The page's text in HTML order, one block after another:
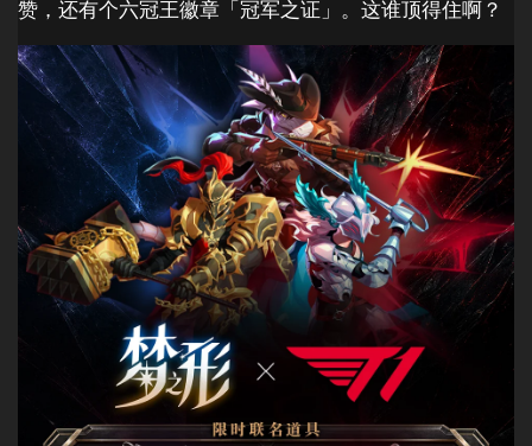
赞，还有个六冠王徽章「冠军之证」。这谁顶得住啊？